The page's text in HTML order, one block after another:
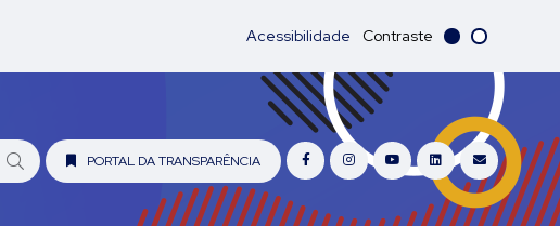
Acessibilidade Contraste
PORTAL DA TRANSPARÊNCIA